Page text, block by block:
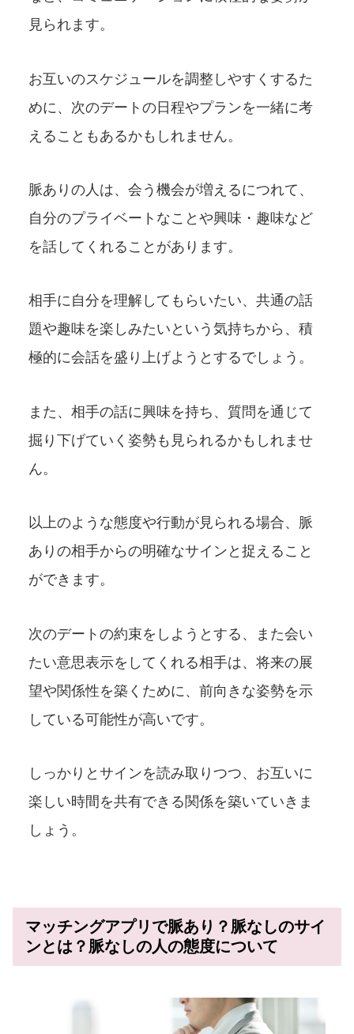
見られます。
お互いのスケジュールを調整しやすくするた
めに、次のデートの日程やプランを一緒に考
えることもあるかもしれません。
脈ありの人は、会う機会が増えるにつれて、
自分のプライベートなことや興味・趣味など
を話してくれることがあります。
相手に自分を理解してもらいたい、共通の話
題や趣味を楽しみたいという気持ちから、積
極的に会話を盛り上げようとするでしょう。
また、相手の話に興味を持ち、質問を通じて
掘り下げていく姿勢も見られるかもしれませ
ん。
以上のような態度や行動が見られる場合、脈
ありの相手からの明確なサインと捉えること
ができます。
次のデートの約束をしようとする、また会い
たい意思表示をしてくれる相手は、将来の展
望や関係性を築くために、前向きな姿勢を示
している可能性が高いです。
しっかりとサインを読み取りつつ、お互いに
楽しい時間を共有できる関係を築いていきま
しょう。
マッチングアプリで脈あり？脈なしのサイ
ンとは？脈なしの人の態度について